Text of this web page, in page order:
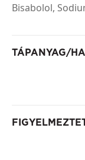
Bisabolol,
TÁPANYAG/